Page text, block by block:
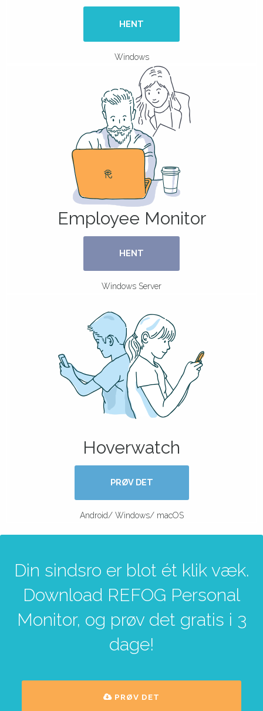
HENT
Windows
Employee Monitor
HENT
Windows Server
Hoverwatch
PRØV DET
Android/ Windows/ macOS
Din sindsro er blot ét klik væk.
Download REFOG Personal
Monitor, og prøv det gratis i 3
dage!
PRØV DET